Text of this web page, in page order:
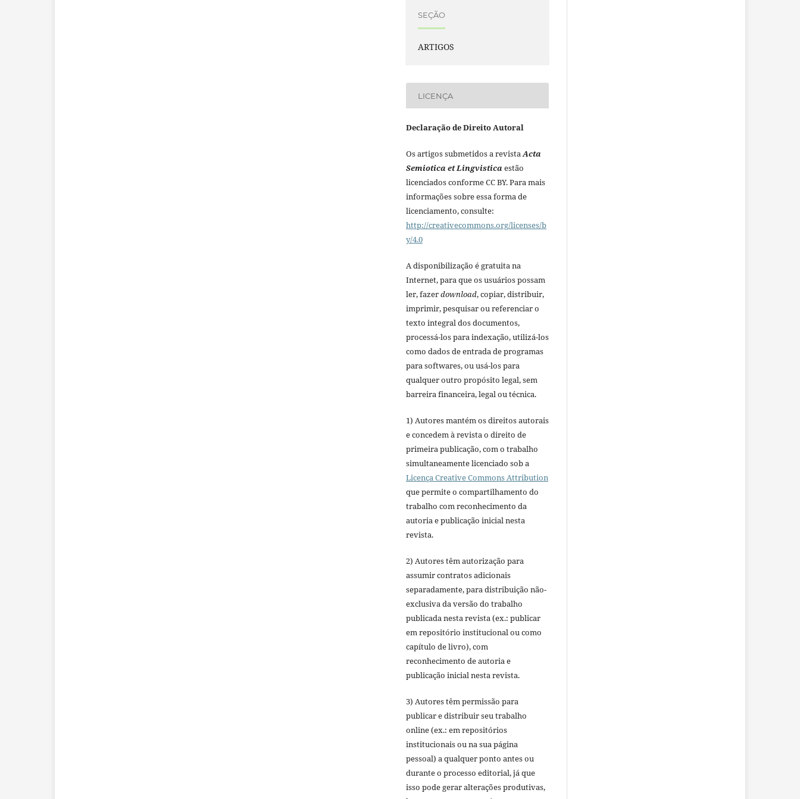
SEÇÃO
ARTIGOS
LICENÇA
Declaração de Direito Autoral
Os artigos submetidos a revistaActa
Semiotica et Lingvistica estão
licenciados conforme CC BY. Para mais
informações sobre essa forma de
licenciamento, consulte:
http://creativecommons.org/licenses/b
y/4.0
A disponibilização é gratuita na
Internet, para que os usuários possam
ler, fazerdownload, copiar, distribuir,
imprimir, pesquisar ou referenciar o
texto integral dos documentos,
processá-los para indexação, utilizá-los
como dados de entrada de programas
para softwares, ou usá-los para
qualquer outro propósito legal, sem
barreira financeira, legal ou técnica.
1) Autores mantém os direitos autorais
e concedem à revista o direito de
primeira publicação, com o trabalho
simultaneamente licenciado sob a
Licença Creative Commons Attribution
que permite o compartilhamento do
trabalho com reconhecimento da
autoria e publicação inicial nesta
revista.
2) Autores têm autorização para
assumir contratos adicionais
separadamente, para distribuição não-
exclusiva da versão do trabalho
publicada nesta revista (ex.: publicar
em repositório institucional ou como
capítulo de livro), com
reconhecimento de autoria e
publicação inicial nesta revista.
3) Autores têm permissão para
publicar e distribuir seu trabalho
online (ex.: em repositórios
institucionais ou na sua página
pessoal) a qualquer ponto antes ou
durante o processo editorial, já que
isso pode gerar alterações produtivas,